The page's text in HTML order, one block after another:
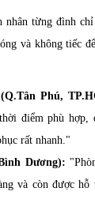
nhân từng đình
và không tiếc
Phú,
điểm phù hợp,
rất nhanh."
Dương):
và còn được